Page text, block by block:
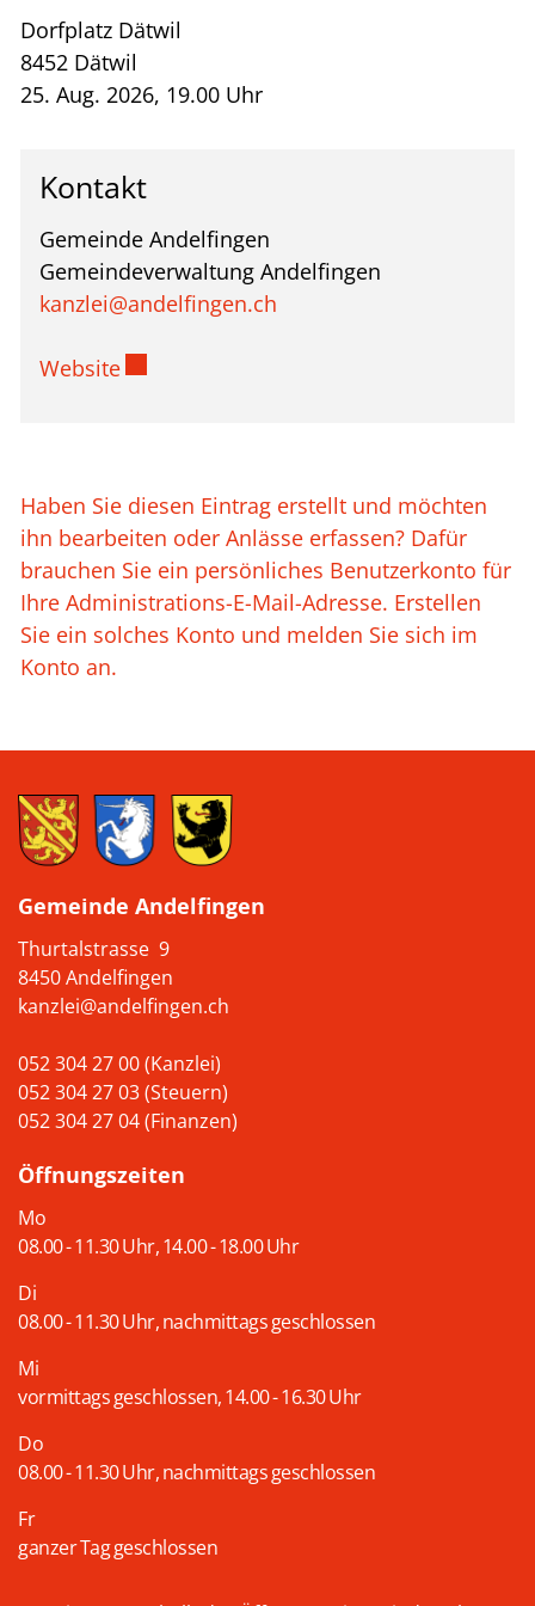
Dorfplatz Dätwil
8452 Dätwil
25. Aug. 2026, 19.00 Uhr
Kontakt
Gemeinde Andelfingen
Gemeindeverwaltung Andelfingen
kanzlei@andelfingen.ch
WebsiteExterner Link wird in einem neuen
Haben Sie diesen Eintrag erstellt und möchten
ihn bearbeiten oder Anlässe erfassen? Dafür
brauchen Sie ein persönliches Benutzerkonto für
Ihre Administrations-E-Mail-Adresse. Erstellen
Sie ein solches Konto und melden Sie sich im
Konto an.
Gemeinde Andelfingen
Thurtalstrasse 9
8450 Andelfingen
kanzlei@andelfingen.ch
052 304 27 00 (Kanzlei)
052 304 27 03 (Steuern)
052 304 27 04 (Finanzen)
Öffnungszeiten
Mo
08.00 - 11.30 Uhr, 14.00 - 18.00 Uhr
Di
08.00 - 11.30 Uhr, nachmittags geschlossen
Mi
vormittags geschlossen, 14.00 - 16.30 Uhr
Do
08.00 - 11.30 Uhr, nachmittags geschlossen
Fr
ganzer Tag geschlossen